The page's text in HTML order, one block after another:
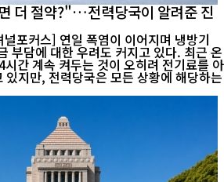
더 절약?"…전력당국이 알려준 진
부담에 대한 우려도 커지고 있다. 최근 온
간 계속 켜두는 것이 오히려 전기료를 아
지만, 전력당국은 모든 상황에 해당하는